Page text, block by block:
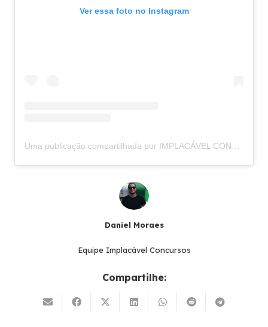
Ver essa foto no Instagram
Daniel Moraes
Equipe Implacável Concursos
Compartilhe: